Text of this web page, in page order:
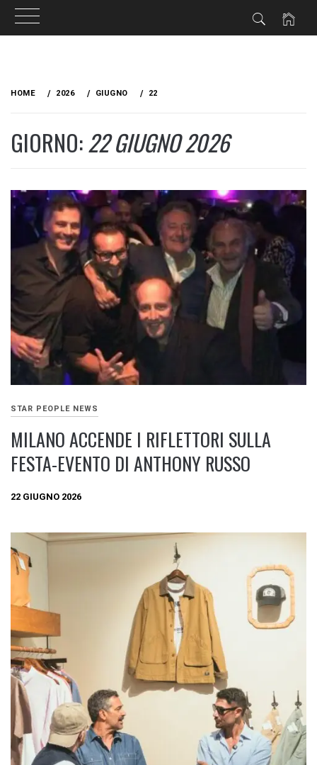
HOME 2026 GIUGNO 22
GIORNO:22 GIUGNO 2026
STAR PEOPLE NEWS
MILANO ACCENDE I RIFLETTORI SULLA
FESTA-EVENTO DI ANTHONY RUSSO
22 GIUGNO 2026